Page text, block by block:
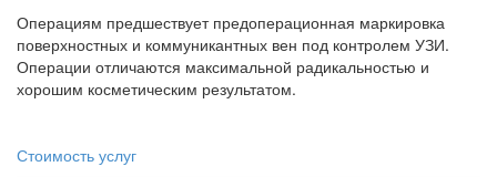
Операциям предшествует предоперационная маркировка
поверхностных и коммуникантных вен под контролем УЗИ.
Операции отличаются максимальной радикальностью и
хорошим косметическим результатом.
Стоимость услуг